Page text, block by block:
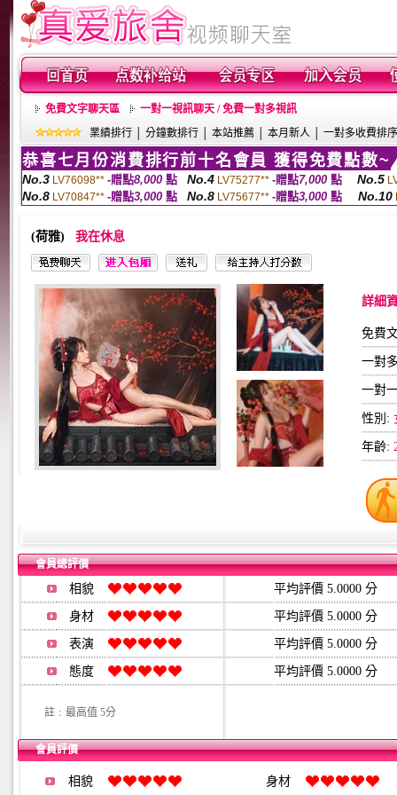
免費文字聊天區
一對一視訊聊天 / 免費一對多視訊
業績排行
分鐘數排行 本站推薦 本月新人 一對多收費排序
恭喜七月份消費排行前十名會員 獲得免費點數~
No.3 LV76098** -贈點8,000 點 No.4 LV75277** -贈點7,000 點 No.5
No.8 LV70847** -贈點3,000 點 No.8 LV75677** -贈點3,000 點 No.10
(荷雅) 我在休息
詳細
免費
一對
一對
性別:
年齡:
會員總評價
相貌 平均評價 5.0000 分
身材 平均評價 5.0000 分
表演 平均評價 5.0000 分
態度 平均評價 5.0000 分
註﹕最高值 5分
會員評價
相貌 身材